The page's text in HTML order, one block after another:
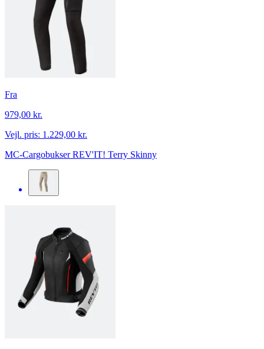
Fra
979,00 kr.
Vejl. pris: 1.229,00 kr.
MC-Cargobukser REV'IT! Terry Skinny